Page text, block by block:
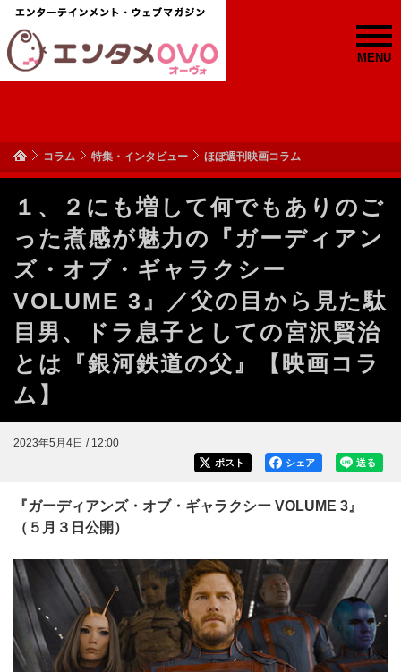
MENU
コラム 特集・インタビュー ほぼ週刊映画コラム
１、２にも増して何でもありのご
った煮感が魅力の『ガーディアン
ズ・オブ・ギャラクシー
VOLUME 3』／父の目から見た駄
目男、ドラ息子としての宮沢賢治
とは『銀河鉄道の父』【映画コラ
ム】
2023年5月4日 / 12:00
送る
シェア
ポスト
『ガーディアンズ・オブ・ギャラクシー VOLUME 3』
（５月３日公開）